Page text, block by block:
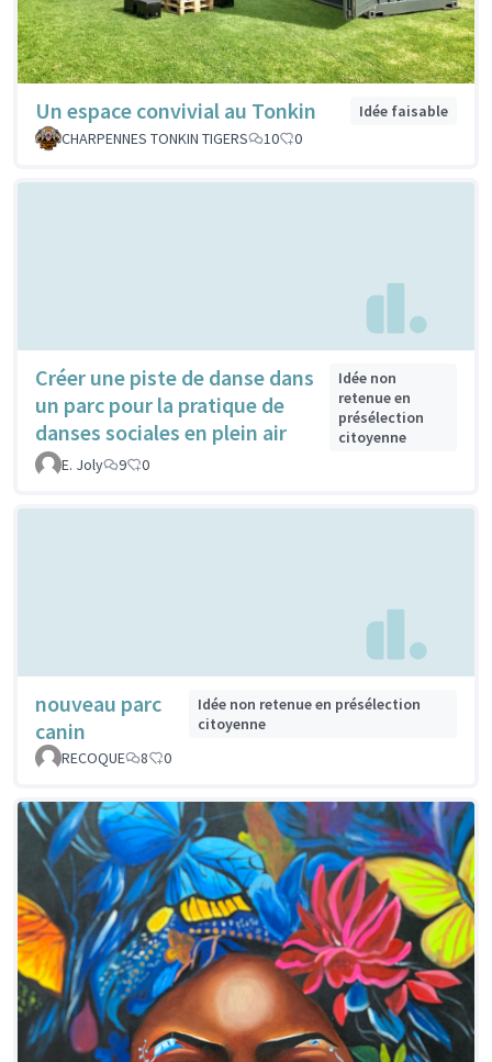
Un espace convivial au Tonkin
Idée faisable
CHARPENNES TONKIN TIGERS
10 0
Créer une piste de danse dans
un parc pour la pratique de
danses sociales en plein air
Idée non
retenue en
présélection
citoyenne
E. Joly
9 0
nouveau parc
canin
Idée non retenue en présélection
citoyenne
RECOQUE
8 0